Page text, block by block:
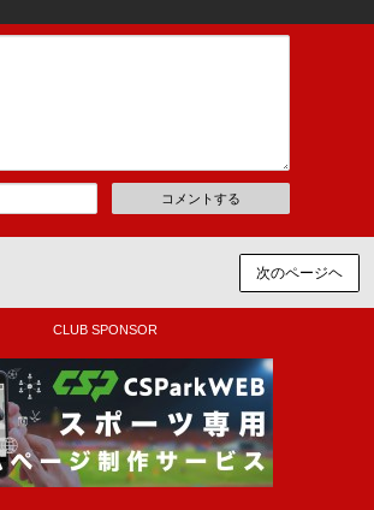
コメントする
次のページヘ
CLUB SPONSOR